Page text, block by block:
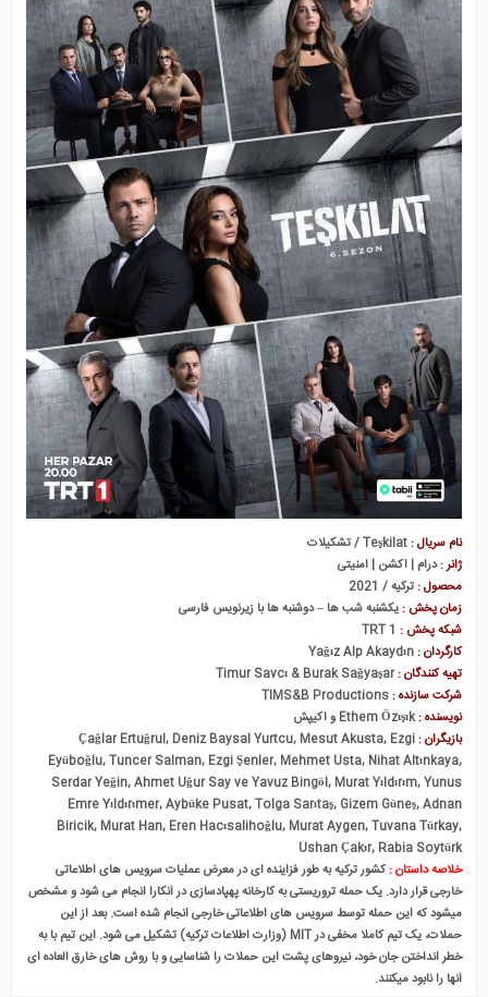
نام سریال :Teşkilat / تشکیلات
ژانر :درام | اکشن | امنیتی
محصول :ترکیه / 2021
زمان پخش :یکشنبه شب ها – دوشنبه ها با زیرنویس فارسی
شبکه پخش :
کارگردان :Yağız Alp Akaydın
تهیه کنندگان :Timur Savcı & Burak Sağyaşar
شرکت سازنده :TIMS&B Productions
نویسنده :Ethem Özışık و اکیپش
بازیگران :Çağlar Ertuğrul, Deniz Baysal Yurtcu, Mesut Akusta, Ezgi
Eyüboğlu, Tuncer Salman, Ezgi Şenler, Mehmet Usta, Nihat Altınkaya,
Serdar Yeğin, Ahmet Uğur Say ve Yavuz Bingöl, Murat Yıldırım, Yunus
Emre Yıldırımer, Aybüke Pusat, Tolga Sarıtaş, Gizem Güneş, Adnan
Biricik, Murat Han, Eren Hacısalihoğlu, Murat Aygen, Tuvana Türkay,
Ushan Çakır, Rabia Soytürk
خلاصه داستان :کشور ترکیه به طور فزاینده ای در معرض عملیات سرویس های اطلاعاتی
خارجی قرار دارد. یک حمله تروریستی به کارخانه پهپادسازی در آنکارا انجام می شود و مشخص
میشود که این حمله توسط سرویس های اطلاعاتی خارجی انجام شده است. بعد از این
حملات، یک تیم کاملا مخفی در MIT (وزارت اطلاعات ترکیه) تشکیل می شود. این تیم با به
خطر انداختن جان خود، نیروهای پشت این حملات را شناسایی و با روش های خارق العاده ای
آنها را نابود میکنند.